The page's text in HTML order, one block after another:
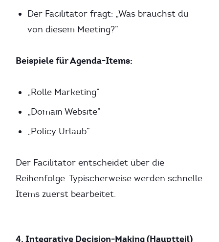
Der Facilitator fragt: „Was brauchst du
von diesem Meeting?”
Beispiele für Agenda-Items:
„Rolle Marketing”
„Domain Website”
„Policy Urlaub”
Der Facilitator entscheidet über die
Reihenfolge. Typischerweise werden schnelle
Items zuerst bearbeitet.
4. Integrative Decision-Making (Hauptteil)